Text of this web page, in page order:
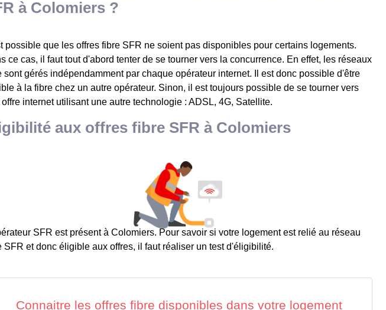
à Colomiers ?
possible que les offres fibre SFR ne soient pas disponibles pour certains logements.
ce cas, il faut tout d'abord tenter de se tourner vers la concurrence. En effet, les réseaux
sont gérés indépendamment par chaque opérateur internet. Il est donc possible d'être
à la fibre chez un autre opérateur. Sinon, il est toujours possible de se tourner vers
offre internet utilisant une autre technologie : ADSL, 4G, Satellite.
aux offres fibre SFR à Colomiers
SFR est présent à Colomiers. Pour savoir si votre logement est relié au réseau
SFR et donc éligible aux offres, il faut réaliser un test d'éligibilité.